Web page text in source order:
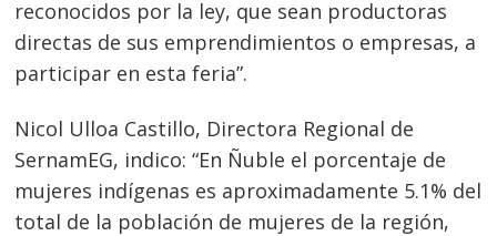
reconocidos por la ley, que sean productoras
directas de sus emprendimientos o empresas, a
participar en esta feria”.
Nicol Ulloa Castillo, Directora Regional de
SernamEG, indico: “En Ñuble el porcentaje de
mujeres indígenas es aproximadamente 5.1% del
total de la población de mujeres de la región,
Navegación
de
entradas